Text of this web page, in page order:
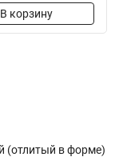
В корзину
(отлитый в форме)